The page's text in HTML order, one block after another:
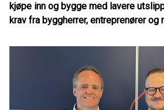
kjøpe inn og bygge med lavere
krav fra byggherrer, entreprenører og